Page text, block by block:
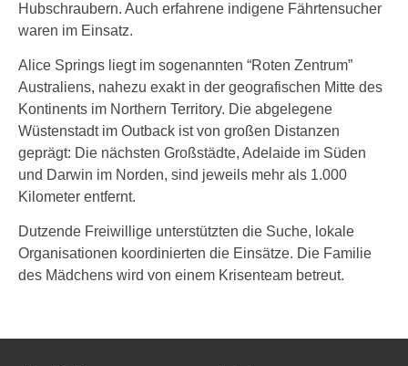
Hubschraubern. Auch erfahrene indigene Fährtensucher
waren im Einsatz.
Alice Springs liegt im sogenannten “Roten Zentrum”
Australiens, nahezu exakt in der geografischen Mitte des
Kontinents im Northern Territory. Die abgelegene
Wüstenstadt im Outback ist von großen Distanzen
geprägt: Die nächsten Großstädte, Adelaide im Süden
und Darwin im Norden, sind jeweils mehr als 1.000
Kilometer entfernt.
Dutzende Freiwillige unterstützten die Suche, lokale
Organisationen koordinierten die Einsätze. Die Familie
des Mädchens wird von einem Krisenteam betreut.